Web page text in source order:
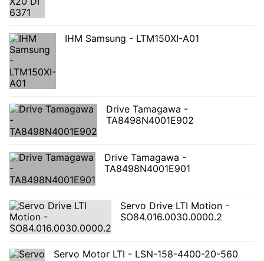
IHM Samsung - LTM150XI-A01
Drive Tamagawa -
TA8498N4001E902
Drive Tamagawa -
TA8498N4001E901
Servo Drive LTI Motion -
SO84.016.0030.0000.2
Servo Motor LTI - LSN-158-4400-20-560